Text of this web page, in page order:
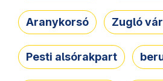
Aranykorsó Zugló
Pesti alsórakpart